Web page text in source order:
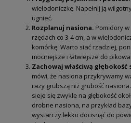
wielodoniczkę. Napełnij ją
ugnieć.
Rozplanuj nasiona. Pomidory
rzędach co 3-4 cm, a w
komórkę. Warto siać rzadziej,
mocniejsze i łatwiejsze do
Zachowaj właściwą głębokość
mówi, że nasiona przykrywamy
razy grubszą niż grubość
sieje się zwykle na głębokość
drobne nasiona, na przykład
wystarczy lekko docisnąć do